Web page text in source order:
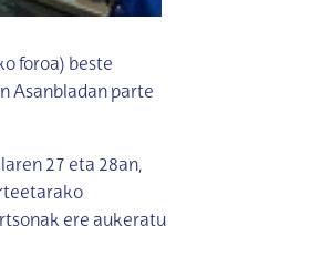
foroa) beste
Asanbladan parte
27 eta 28an,
ere aukeratu